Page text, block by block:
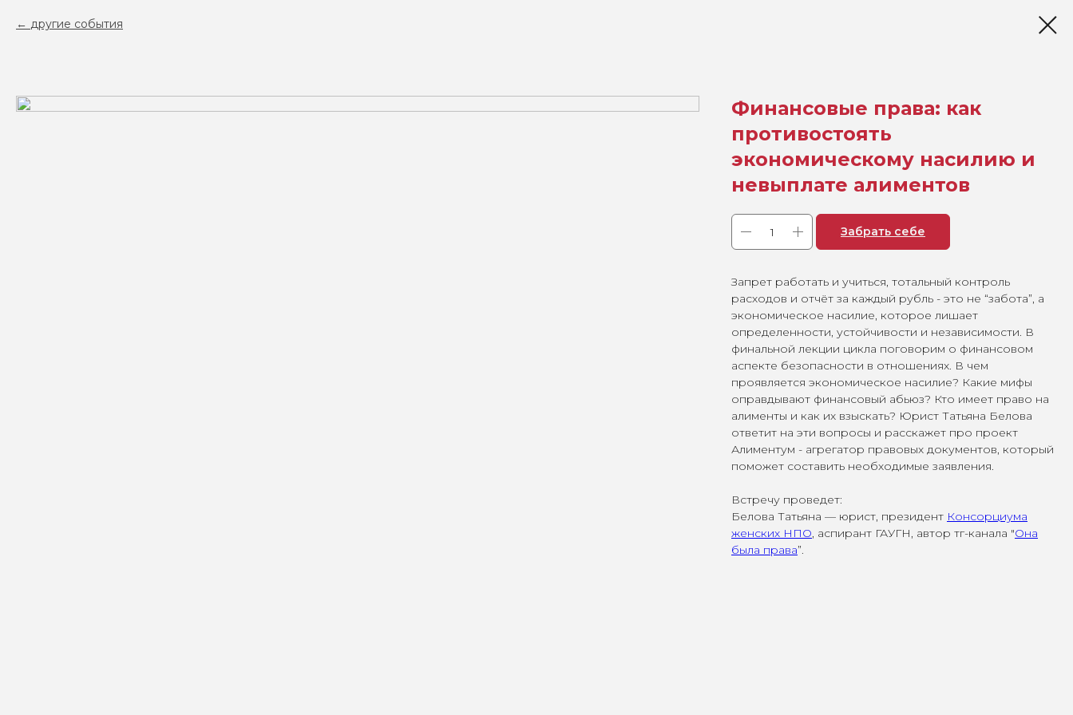
другие события
Финансовые права: как
противостоять
экономическому насилию и
невыплате алиментов
Забрать себе
Запрет работать и учиться, тотальный контроль
расходов и отчёт за каждый рубль - это не “забота”, а
экономическое насилие, которое лишает
определенности, устойчивости и независимости. В
финальной лекции цикла поговорим о финансовом
аспекте безопасности в отношениях. В чем
проявляется экономическое насилие? Какие мифы
оправдывают финансовый абьюз? Кто имеет право на
алименты и как их взыскать? Юрист Татьяна Белова
ответит на эти вопросы и расскажет про проект
Алиментум - агрегатор правовых документов, который
поможет составить необходимые заявления.
Встречу проведет:
Белова Татьяна — юрист, президент Консорциума
женских НПО, аспирант ГАУГН, автор тг-канала "Она
была права”.